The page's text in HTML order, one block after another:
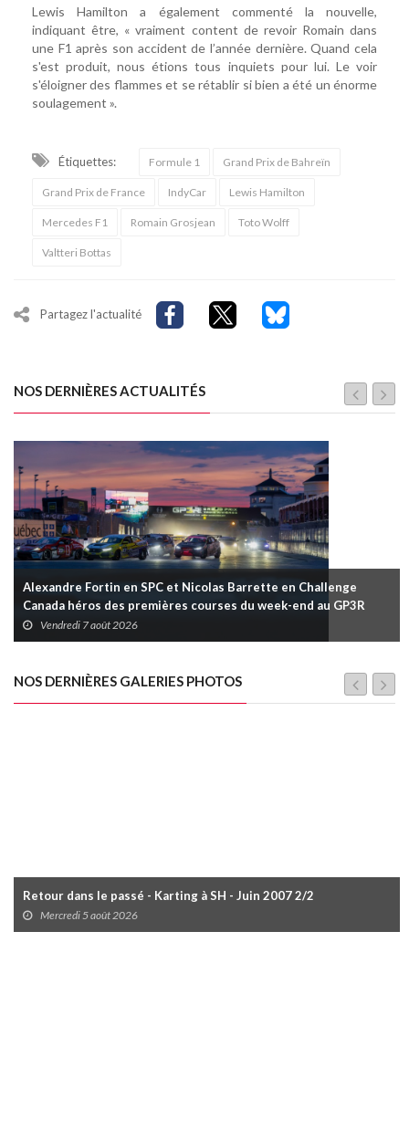
Lewis Hamilton a également commenté la nouvelle,
indiquant être, « vraiment content de revoir Romain dans
une F1 après son accident de l’année dernière. Quand cela
s'est produit, nous étions tous inquiets pour lui. Le voir
s'éloigner des flammes et se rétablir si bien a été un énorme
soulagement ».
Étiquettes: Formule 1 Grand Prix de Bahreïn
Grand Prix de France IndyCar Lewis Hamilton
Mercedes F1 Romain Grosjean Toto Wolff
Valtteri Bottas
Partagez l'actualité
NOS DERNIÈRES ACTUALITÉS
Alexandre Fortin en SPC et Nicolas Barrette en Challenge
Canada héros des premières courses du week-end au GP3R
Vendredi 7 août 2026
NOS DERNIÈRES GALERIES PHOTOS
Retour dans le passé - Karting à SH - Juin 2007 2/2
Mercredi 5 août 2026